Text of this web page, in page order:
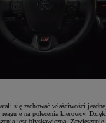
się zachować właściwości
na polecenia kierowcy.
jest błyskawiczna.